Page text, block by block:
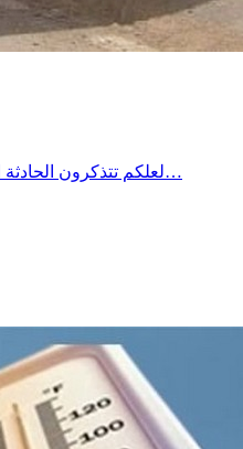
لعلكم تتذكرون الحادثة الاليمة التي جدت منذ مدة في معتمدية منزل شاكر من ولاية صفاقس حين غرق شاب في فستقية ماء وخيّم الحُزن آنذاك على المنطقة وطالب…